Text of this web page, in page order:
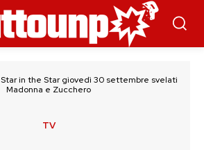
Star in the Star giovedì 30 settembre svelati
Madonna e Zucchero
TV